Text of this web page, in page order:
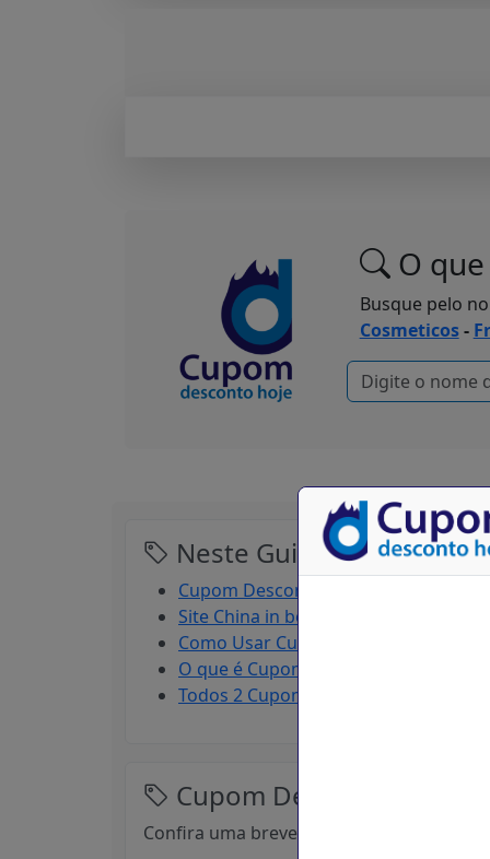
O
Busque pelo
Cosmeticos-
Neste Guia sobre
Cupom Desconto China in box
Site China in box
Como Usar Cupons China in box ?
O que é Cupom de Desconto China
Todos 2 Cupom Desconto China in
Cupom Desconto China
Confira uma breve descrição sobre está